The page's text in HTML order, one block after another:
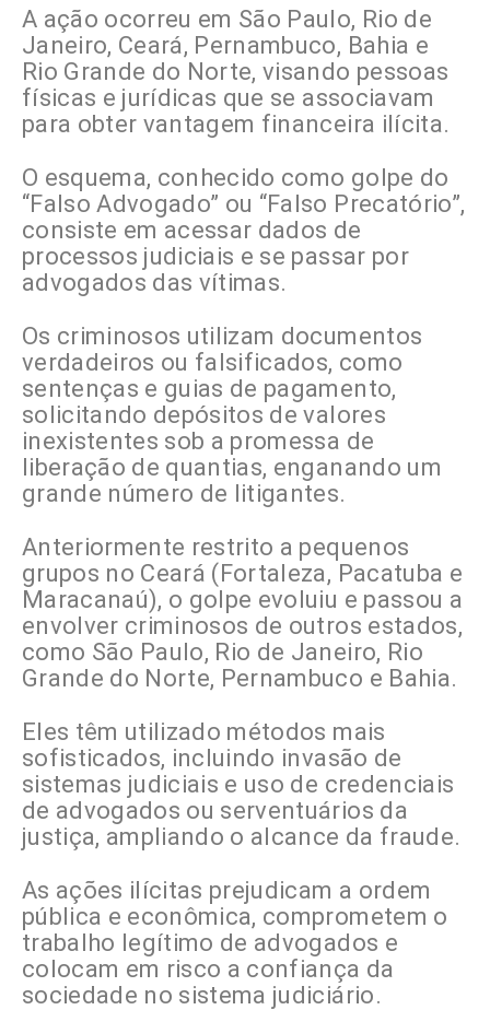
A ação ocorreu em São Paulo, Rio de
Janeiro, Ceará, Pernambuco, Bahia e
Rio Grande do Norte, visando pessoas
físicas e jurídicas que se associavam
para obter vantagem financeira ilícita.
O esquema, conhecido como golpe do
“Falso Advogado” ou “Falso Precatório”,
consiste em acessar dados de
processos judiciais e se passar por
advogados das vítimas.
Os criminosos utilizam documentos
verdadeiros ou falsificados, como
sentenças e guias de pagamento,
solicitando depósitos de valores
inexistentes sob a promessa de
liberação de quantias, enganando um
grande número de litigantes.
Anteriormente restrito a pequenos
grupos no Ceará (Fortaleza, Pacatuba e
Maracanaú), o golpe evoluiu e passou a
envolver criminosos de outros estados,
como São Paulo, Rio de Janeiro, Rio
Grande do Norte, Pernambuco e Bahia.
Eles têm utilizado métodos mais
sofisticados, incluindo invasão de
sistemas judiciais e uso de credenciais
de advogados ou serventuários da
justiça, ampliando o alcance da fraude.
As ações ilícitas prejudicam a ordem
pública e econômica, comprometem o
trabalho legítimo de advogados e
colocam em risco a confiança da
sociedade no sistema judiciário.